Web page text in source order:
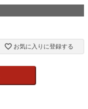
お気に入りに登録する